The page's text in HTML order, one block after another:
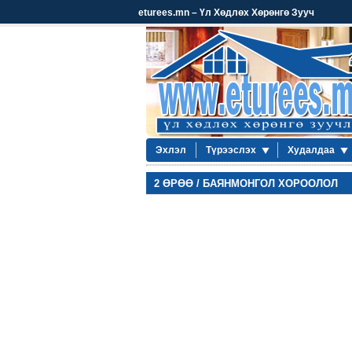
eturees.mn – Үл Хөдлөх Хөрөнгө Зууч
Эхлэл Түрээслэх Худалдаа
2 ӨРӨӨ / БАЯНМОНГОЛ ХОРООЛОЛ